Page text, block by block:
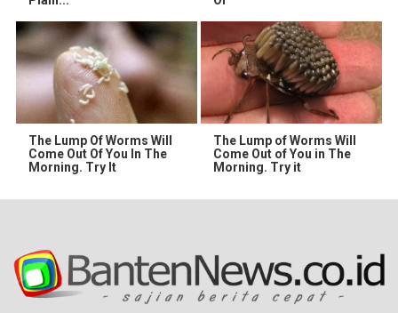
The Lump Of Worms Will
Come Out Of You In The
Morning. Try It
The Lump of Worms Will
Come Out of You in The
Morning. Try it